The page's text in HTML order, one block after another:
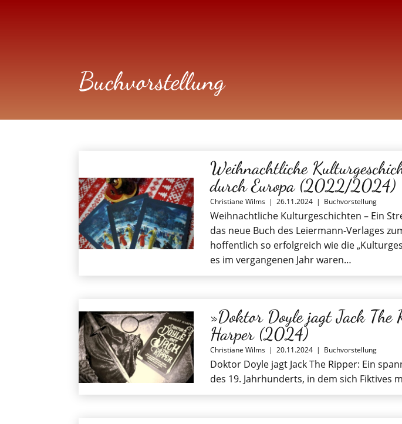
Buchvorstellung
Weihnachtliche
durch Europa (2022/2024)
Christiane Wilms | 26.11.2024 | Buchvorstellung
Weihnachtliche Kulturgeschichten – Ein
das neue Buch des Leiermann-Verlages
hoffentlich so erfolgreich wie die
es im vergangenen Jahr waren…
»Doktor Doyle jagt Jack
Harper (2024)
Christiane Wilms | 20.11.2024 | Buchvorstellung
Doktor Doyle jagt Jack The Ripper: Ein
des 19. Jahrhunderts, in dem sich Fiktives